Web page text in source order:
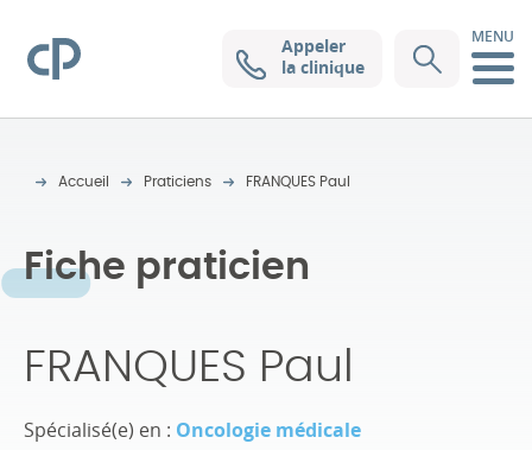
Clinique Pasteur
Appeler
la clinique
MENU
Accueil Praticiens FRANQUES Paul
Fiche praticien
FRANQUES Paul
Spécialisé(e) en : Oncologie médicale